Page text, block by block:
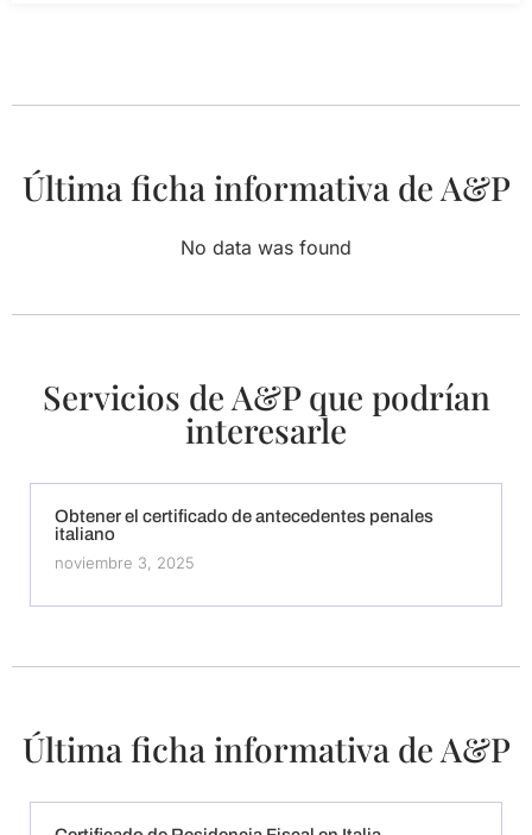
Última ficha informativa de A&P
No data was found
Servicios de A&P que podrían
interesarle
Obtener el certificado de antecedentes penales
italiano
noviembre 3, 2025
Última ficha informativa de A&P